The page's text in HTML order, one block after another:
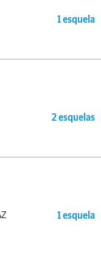
1 esquela
2 esquelas
1 esquela